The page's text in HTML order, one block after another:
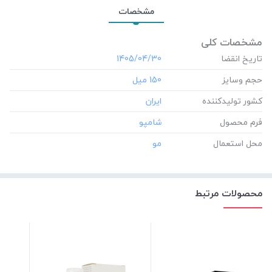
مشخصات
مشخصات کلی
تاریخ انقضا
‎1405/04/30
حجم وسایز
‎150 میل
کشور تولید‎کننده
فرم محصول
محل استعمال
محصولات مرتبط